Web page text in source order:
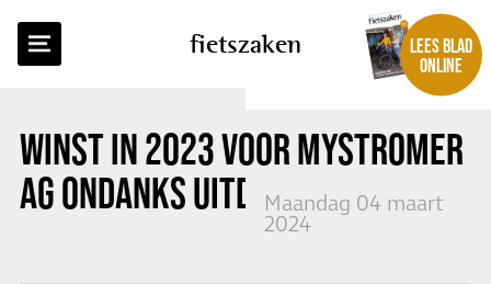
fietszaken
LEES BLAD
ONLINE
WINST IN 2023 VOOR MYSTROMER
AG ONDANKS UITDAGINGEN
Maandag 04 maart
2024
TERUG NAAR OVERZICHT